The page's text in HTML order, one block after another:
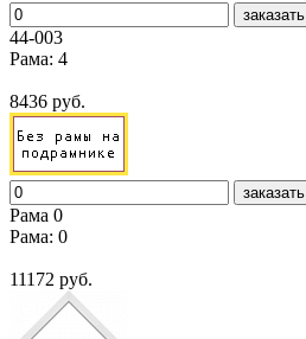
заказать
44-003
Рама: 4
8436 руб.
заказать
Рама 0
Рама: 0
11172 руб.